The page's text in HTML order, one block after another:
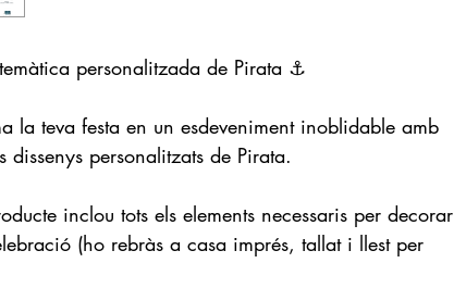
temàtica personalitzada de Pirata ⚓️
la teva festa en un esdeveniment inoblidable amb
dissenys personalitzats de Pirata.
inclou tots els elements necessaris per decorar
(ho rebràs a casa imprés, tallat i llest per